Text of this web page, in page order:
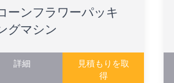
ーンフラワーパッキ
グマシン
詳細
見積もりを取
得